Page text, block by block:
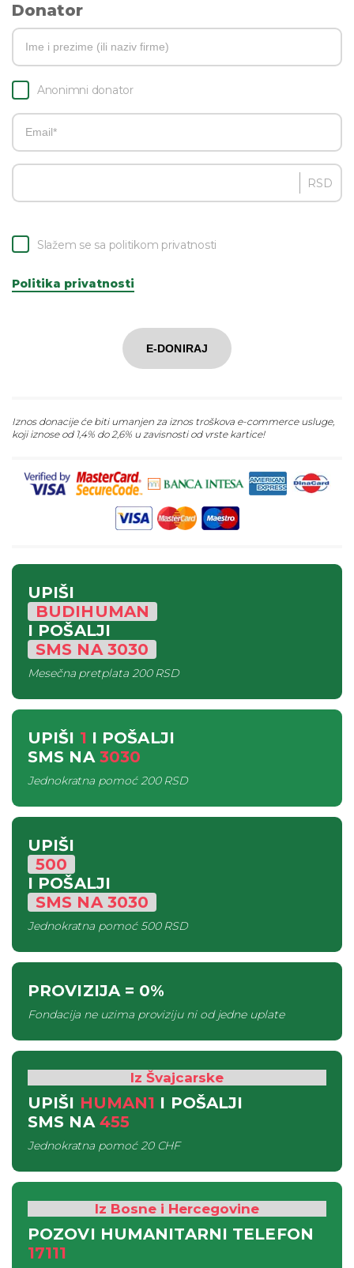
Donator
Anonimni donator
RSD
Slažem se sa politikom privatnosti
Politika privatnosti
E-DONIRAJ
Iznos donacije će biti umanjen za iznos troškova e-commerce usluge,
koji iznose od 1,4% do 2,6% u zavisnosti od vrste kartice!
UPIŠI
BUDIHUMAN
I POŠALJI
SMS NA3030
Mesečna pretplata200 RSD
UPIŠI 1 I POŠALJI
SMS NA 3030
Jednokratna pomoć200 RSD
UPIŠI
500
I POŠALJI
SMS NA3030
Jednokratna pomoć500 RSD
PROVIZIJA= 0%
Fondacija ne uzima proviziju ni od jedne uplate
Iz Švajcarske
UPIŠI HUMAN1 I POŠALJI
SMS NA 455
Jednokratna pomoć20 CHF
Iz Bosne i Hercegovine
POZOVI HUMANITARNI TELEFON
17111